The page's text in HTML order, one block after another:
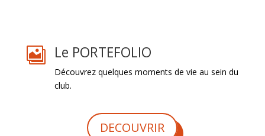
 Le PORTEFOLIO
Découvrez quelques moments de vie au sein du
club.
DECOUVRIR